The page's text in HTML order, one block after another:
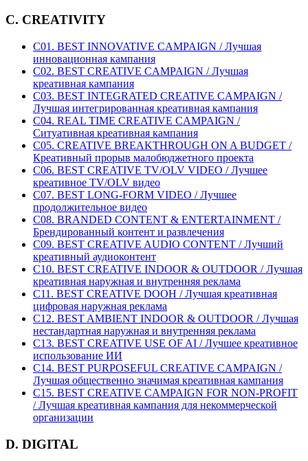
C. CREATIVITY
C01. BEST INNOVATIVE CAMPAIGN / Лучшая
инновационная кампания
C02. BEST CREATIVE CAMPAIGN / Лучшая
креативная кампания
C03. BEST INTEGRATED CREATIVE CAMPAIGN /
Лучшая интегрированная креативная кампания
C04. REAL TIME CREATIVE CAMPAIGN /
Ситуативная креативная кампания
C05. CREATIVE BREAKTHROUGH ON A BUDGET /
Креативный прорыв малобюджетного проекта
C06. BEST CREATIVE TV/OLV VIDEO / Лучшее
креативное TV/OLV видео
C07. BEST LONG-FORM VIDEO / Лучшее
продолжительное видео
C08. BRANDED CONTENT & ENTERTAINMENT /
Брендированный контент и развлечения
C09. BEST CREATIVE AUDIO CONTENT / Лучший
креативный аудиоконтент
C10. BEST CREATIVE INDOOR & OUTDOOR / Лучшая
креативная наружная и внутренняя реклама
C11. BEST CREATIVE DOOH / Лучшая креативная
цифровая наружная реклама
C12. BEST AMBIENT INDOOR & OUTDOOR / Лучшая
нестандартная наружная и внутренняя реклама
C13. BEST CREATIVE USE OF AI / Лучшее креативное
использование ИИ
C14. BEST PURPOSEFUL CREATIVE CAMPAIGN /
Лучшая общественно значимая креативная кампания
C15. BEST CREATIVE CAMPAIGN FOR NON-PROFIT
/ Лучшая креативная кампания для некоммерческой
организации
D. DIGITAL